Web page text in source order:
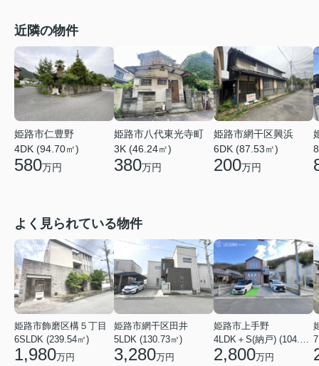
近隣の物件
姫路市仁豊野
4DK (94.70㎡)
580万円
姫路市八代東光寺町
3K (46.24㎡)
380万円
姫路市網干区興浜
6DK (87.53㎡)
200万円
よく見られている物件
姫路市飾磨区構５丁目
6SLDK (239.54㎡)
1,980万円
姫路市網干区田井
5LDK (130.73㎡)
3,280万円
姫路市上手野
2,800万円